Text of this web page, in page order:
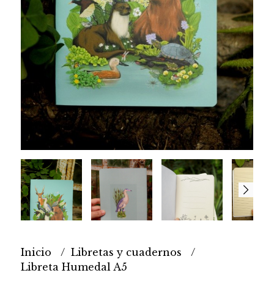
Inicio
Libretas y cuadernos
Libreta Humedal A5